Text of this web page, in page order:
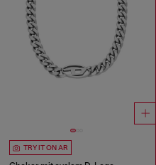
TRY IT ON AR